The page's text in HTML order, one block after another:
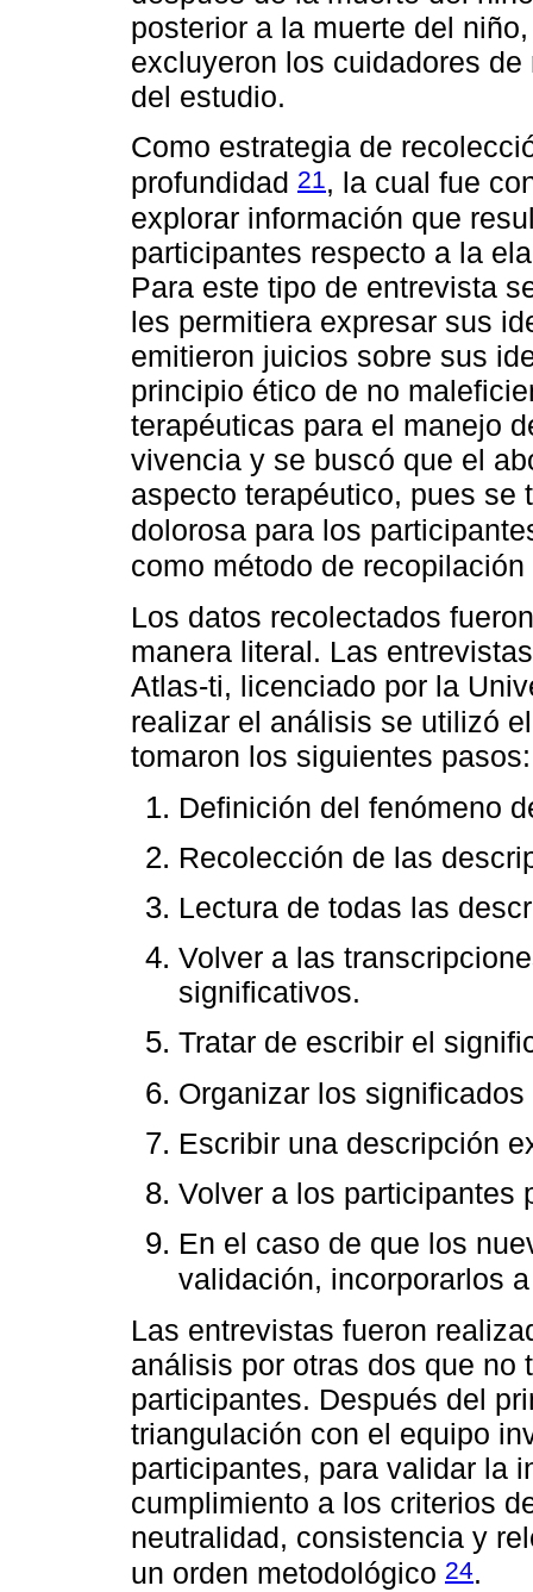
posterior a la muerte del
excluyeron los cuidadores
del estudio.
Como estrategia de
profundidad 21 , la cual fue
explorar información que
participantes respecto a la
Para este tipo de entrevista
les permitiera expresar sus
emitieron juicios sobre sus
principio ético de no
terapéuticas para el manejo
vivencia y se buscó que el
aspecto terapéutico, pues
dolorosa para los
como método de
Los datos recolectados
manera literal. Las
Atlas-ti, licenciado por la
realizar el análisis se utilizó
tomaron los siguientes pasos:
Definición del fenómeno
Recolección de las
Lectura de todas las
Volver a las
significativos.
Tratar de escribir el
Organizar los
Escribir una descripción
Volver a los participantes
En el caso de que los
validación, incorporarlos
Las entrevistas fueron
análisis por otras dos que no
participantes. Después del
triangulación con el equipo
participantes, para validar la
cumplimiento a los criterios
neutralidad, consistencia y
un orden metodológico 24.